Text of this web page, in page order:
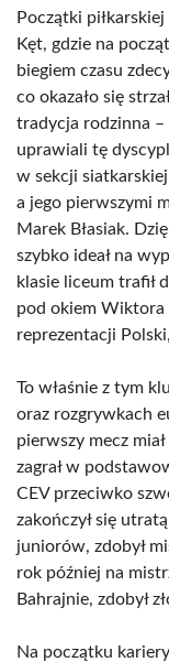
Początki
Kęt, gdzie na
biegiem czasu
co okazało się
tradycja rodzinna
uprawiali tę
w sekcji
a jego pierwszymi
Marek Błasiak.
szybko ideał na
klasie liceum trafił
pod okiem Wiktora
reprezentacji
To właśnie z tym
oraz rozgrywkach
pierwszy mecz
zagrał w
CEV przeciwko
zakończył się
juniorów, zdobył
rok później na
Bahrajnie, zdobył
Na początku